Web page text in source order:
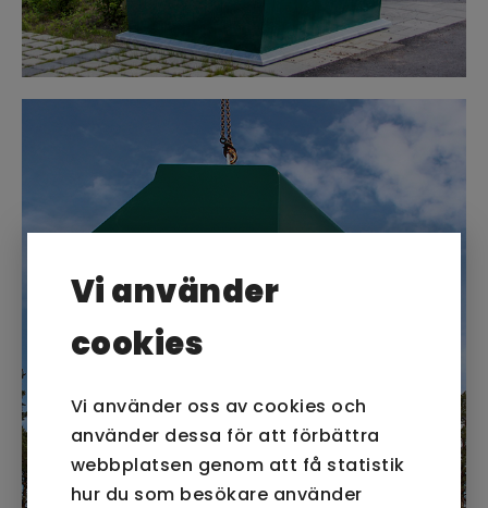
Vi använder
cookies
Vi använder oss av cookies och
använder dessa för att förbättra
webbplatsen genom att få statistik
hur du som besökare använder